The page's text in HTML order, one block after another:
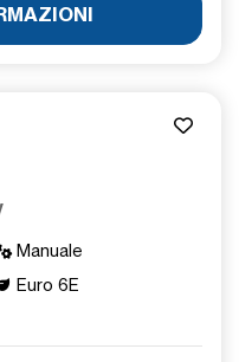
Manuale
Euro 6E